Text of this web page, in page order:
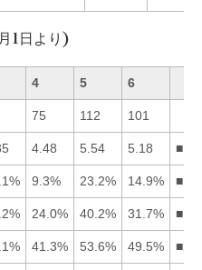
1日より)
4 5 6
75 112 101
4.48 5.54 5.18
9.3% 23.2% 14.9%
24.0% 40.2% 31.7%
41.3% 53.6% 49.5%